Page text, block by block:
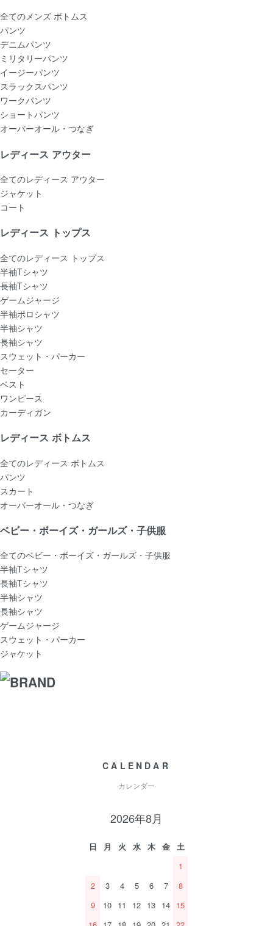
全てのメンズ ボトムス
パンツ
デニムパンツ
ミリタリーパンツ
イージーパンツ
スラックスパンツ
ワークパンツ
ショートパンツ
オーバーオール・つなぎ
レディース アウター
全てのレディース アウター
ジャケット
コート
レディース トップス
全てのレディース トップス
半袖Tシャツ
長袖Tシャツ
ゲームジャージ
半袖ポロシャツ
半袖シャツ
長袖シャツ
スウェット・パーカー
セーター
ベスト
ワンピース
カーディガン
レディース ボトムス
全てのレディース ボトムス
パンツ
スカート
オーバーオール・つなぎ
ベビー・ボーイズ・ガールズ・子供服
全てのベビー・ボーイズ・ガールズ・子供服
半袖Tシャツ
長袖Tシャツ
半袖シャツ
長袖シャツ
ゲームジャージ
スウェット・パーカー
ジャケット
CALENDAR
カレンダー
2026年8月
日 月 火 水 木 金
土
1
2
3 4 5 6 7
8
9
10 11 12 13 14 15